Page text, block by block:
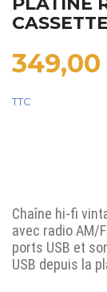
TTC
Chaîne hi-fi
avec radio AM/
ports USB et
USB depuis la